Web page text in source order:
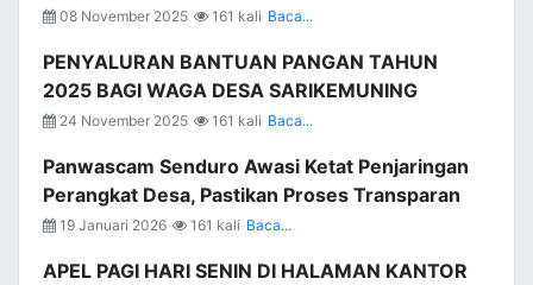
08 November 2025 161 kali Baca...
PENYALURAN BANTUAN PANGAN TAHUN
2025 BAGI WAGA DESA SARIKEMUNING
24 November 2025 161 kali Baca...
Panwascam Senduro Awasi Ketat Penjaringan
Perangkat Desa, Pastikan Proses Transparan
19 Januari 2026 161 kali Baca...
APEL PAGI HARI SENIN DI HALAMAN KANTOR